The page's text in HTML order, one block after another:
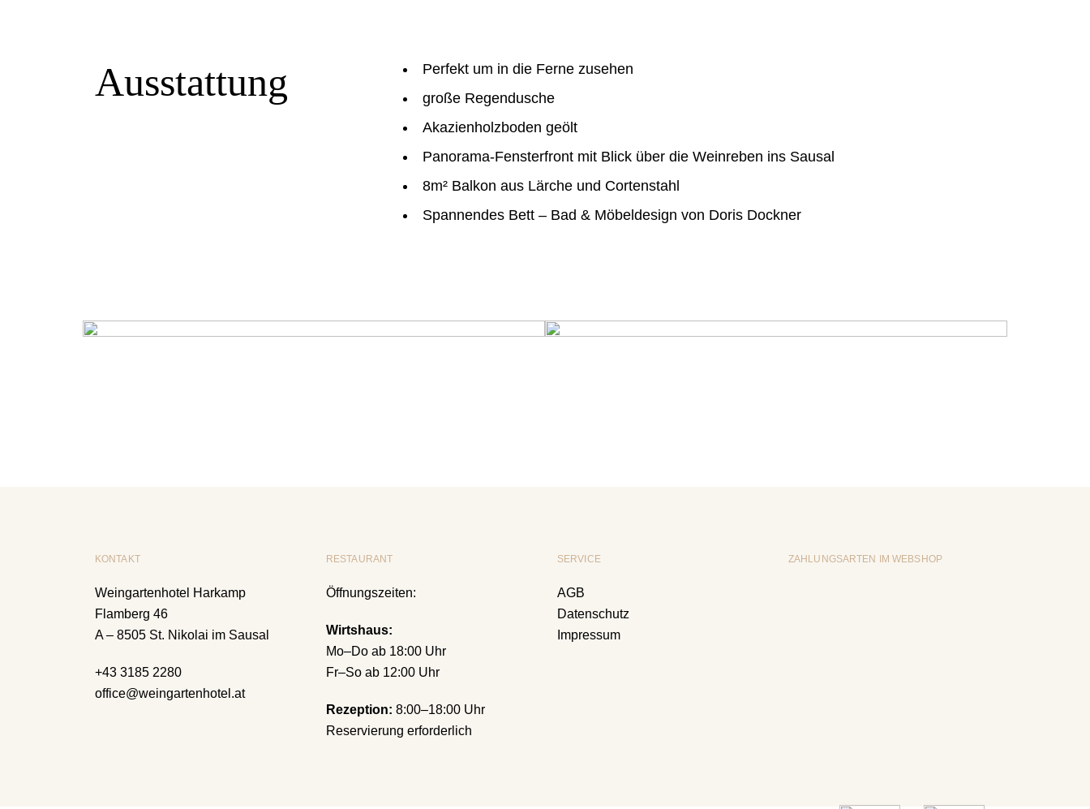
Ausstattung
Perfekt um in die Ferne zusehen
große Regendusche
Akazienholzboden geölt
Panorama-Fensterfront mit Blick über die Weinreben ins Sausal
8m² Balkon aus Lärche und Cortenstahl
Spannendes Bett – Bad & Möbeldesign von Doris Dockner
KONTAKT
Weingartenhotel Harkamp
Flamberg 46
A – 8505 St. Nikolai im Sausal
+43 3185 2280
office@weingartenhotel.at
RESTAURANT
Öffnungszeiten:
Wirtshaus:
Mo–Do ab 18:00 Uhr
Fr–So ab 12:00 Uhr
Rezeption: 8:00–18:00 Uhr
Reservierung erforderlich
SERVICE
AGB
Datenschutz
Impressum
ZAHLUNGSARTEN IM WEBSHOP